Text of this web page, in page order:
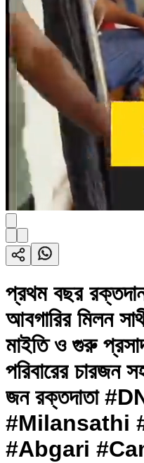
প্রথম বছর রক্তদান
আবগারির মিলন
মাইতি ও গুরু
পরিবারের চারজন
জন রক্তদাতা
#Milansathi
#Abgari